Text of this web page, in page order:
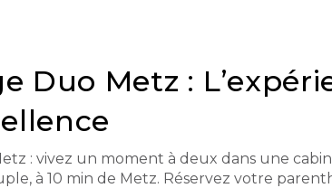
Duo Metz :
: vivez un moment à deux dans une
à 10 min de Metz. Réservez votre